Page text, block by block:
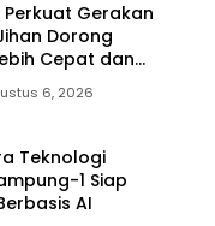
Gerakan
Dorong
Cepat dan
6, 2026
Teknologi
1 Siap
AI